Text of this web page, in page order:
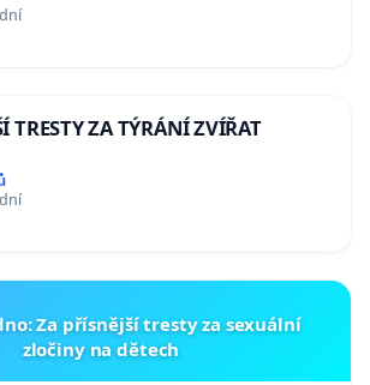
TRESTY ZA TÝRÁNÍ ZVÍŘAT
Za přísnější tresty za sexuální
zločiny na dětech